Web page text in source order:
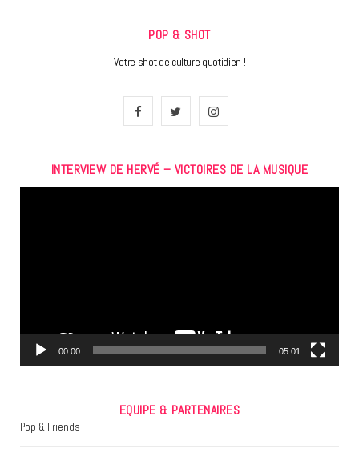
POP & SHOT
Votre shot de culture quotidien !
F
c
i
I
s
m
INTERVIEW DE HERVÉ – VICTOIRES DE LA MUSIQUE
00:00 05:01
EQUIPE & PARTENAIRES
Pop & Friends